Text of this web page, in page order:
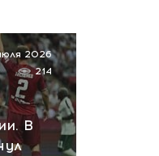
В
2026
214